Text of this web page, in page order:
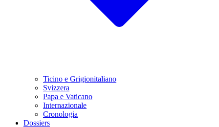
Ticino e Grigionitaliano
Svizzera
Papa e Vaticano
Internazionale
Cronologia
Dossiers